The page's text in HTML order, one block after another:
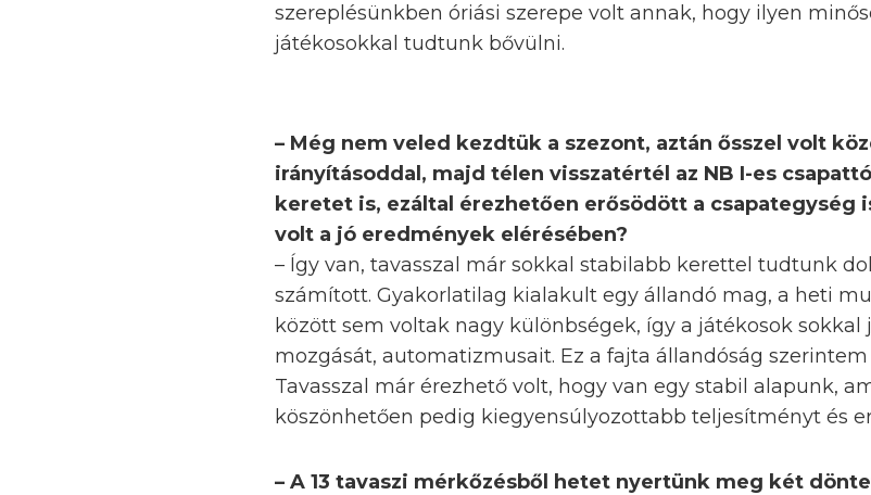
szereplésünkben óriási szerepe volt annak, hogy ilyen
játékosokkal tudtunk bővülni.
– Még nem veled kezdtük a szezont, aztán ősszel volt
irányításoddal, majd télen visszatértél az NB I-es
keretet is, ezáltal érezhetően erősödött a csapategység
volt a jó eredmények elérésében?
– Így van, tavasszal már sokkal stabilabb kerettel tudtunk
számított. Gyakorlatilag kialakult egy állandó mag, a heti
között sem voltak nagy különbségek, így a játékosok
mozgását, automatizmusait. Ez a fajta állandóság
Tavasszal már érezhető volt, hogy van egy stabil alapunk,
köszönhetően pedig kiegyensúlyozottabb teljesítményt és
– A 13 tavaszi mérkőzésből hetet nyertünk meg két